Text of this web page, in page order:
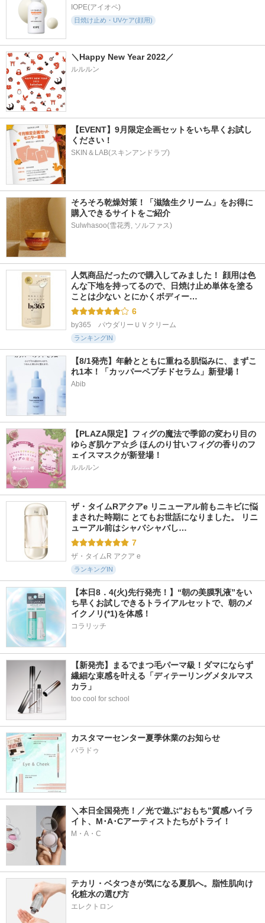
IOPE(アイオペ)
日焼け止め・UVケア(顔用)
＼Happy New Year 2022／
ルルルン
【EVENT】9月限定企画セットをいち早くお試し
ください！
SKIN＆LAB(スキンアンドラブ)
そろそろ乾燥対策！「滋陰生クリーム」をお得に
購入できるサイトをご紹介
Sulwhasoo(雪花秀, ソルファス)
人気商品だったので購入してみました！ 顔用は色
んな下地を持ってるので、日焼け止め単体を塗る
ことは少ない とにかくボディー…
6
by365　パウダリーＵＶクリーム
ランキングIN
【8/1発売】年齢とともに重ねる肌悩みに、まずこ
れ1本！「カッパーペプチドセラム」新登場！
Abib
【PLAZA限定】フィグの魔法で季節の変わり目の
ゆらぎ肌ケア☆彡 ほんのり甘いフィグの香りのフ
ェイスマスクが新登場！
ルルルン
ザ・タイムRアクアe リニューアル前もニキビに悩
まされた時期に とてもお世話になりました。 リニ
ューアル前はシャバシャバし…
7
ザ・タイムR アクア e
ランキングIN
【本日8．4(火)先行発売！】“朝の美膜乳液”をい
ち早くお試しできるトライアルセットで、朝のメ
イクノリ(*1)を体感！
コラリッチ
【新発売】まるでまつ毛パーマ級！ダマにならず
繊細な束感を叶える「ディテーリングメタルマス
カラ」
too cool for school
カスタマーセンター夏季休業のお知らせ
パラドゥ
＼本日全国発売！／光で遊ぶ”おもち”質感ハイラ
イト、M･A･Cアーティストたちがトライ！
M・A・C
テカリ・ベタつきが気になる夏肌へ。脂性肌向け
化粧水の選び方
エレクトロン